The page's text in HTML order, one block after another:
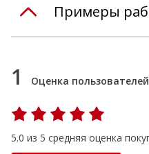
Примеры
1 Оценка пользователей
5.0 из 5 средняя оценка